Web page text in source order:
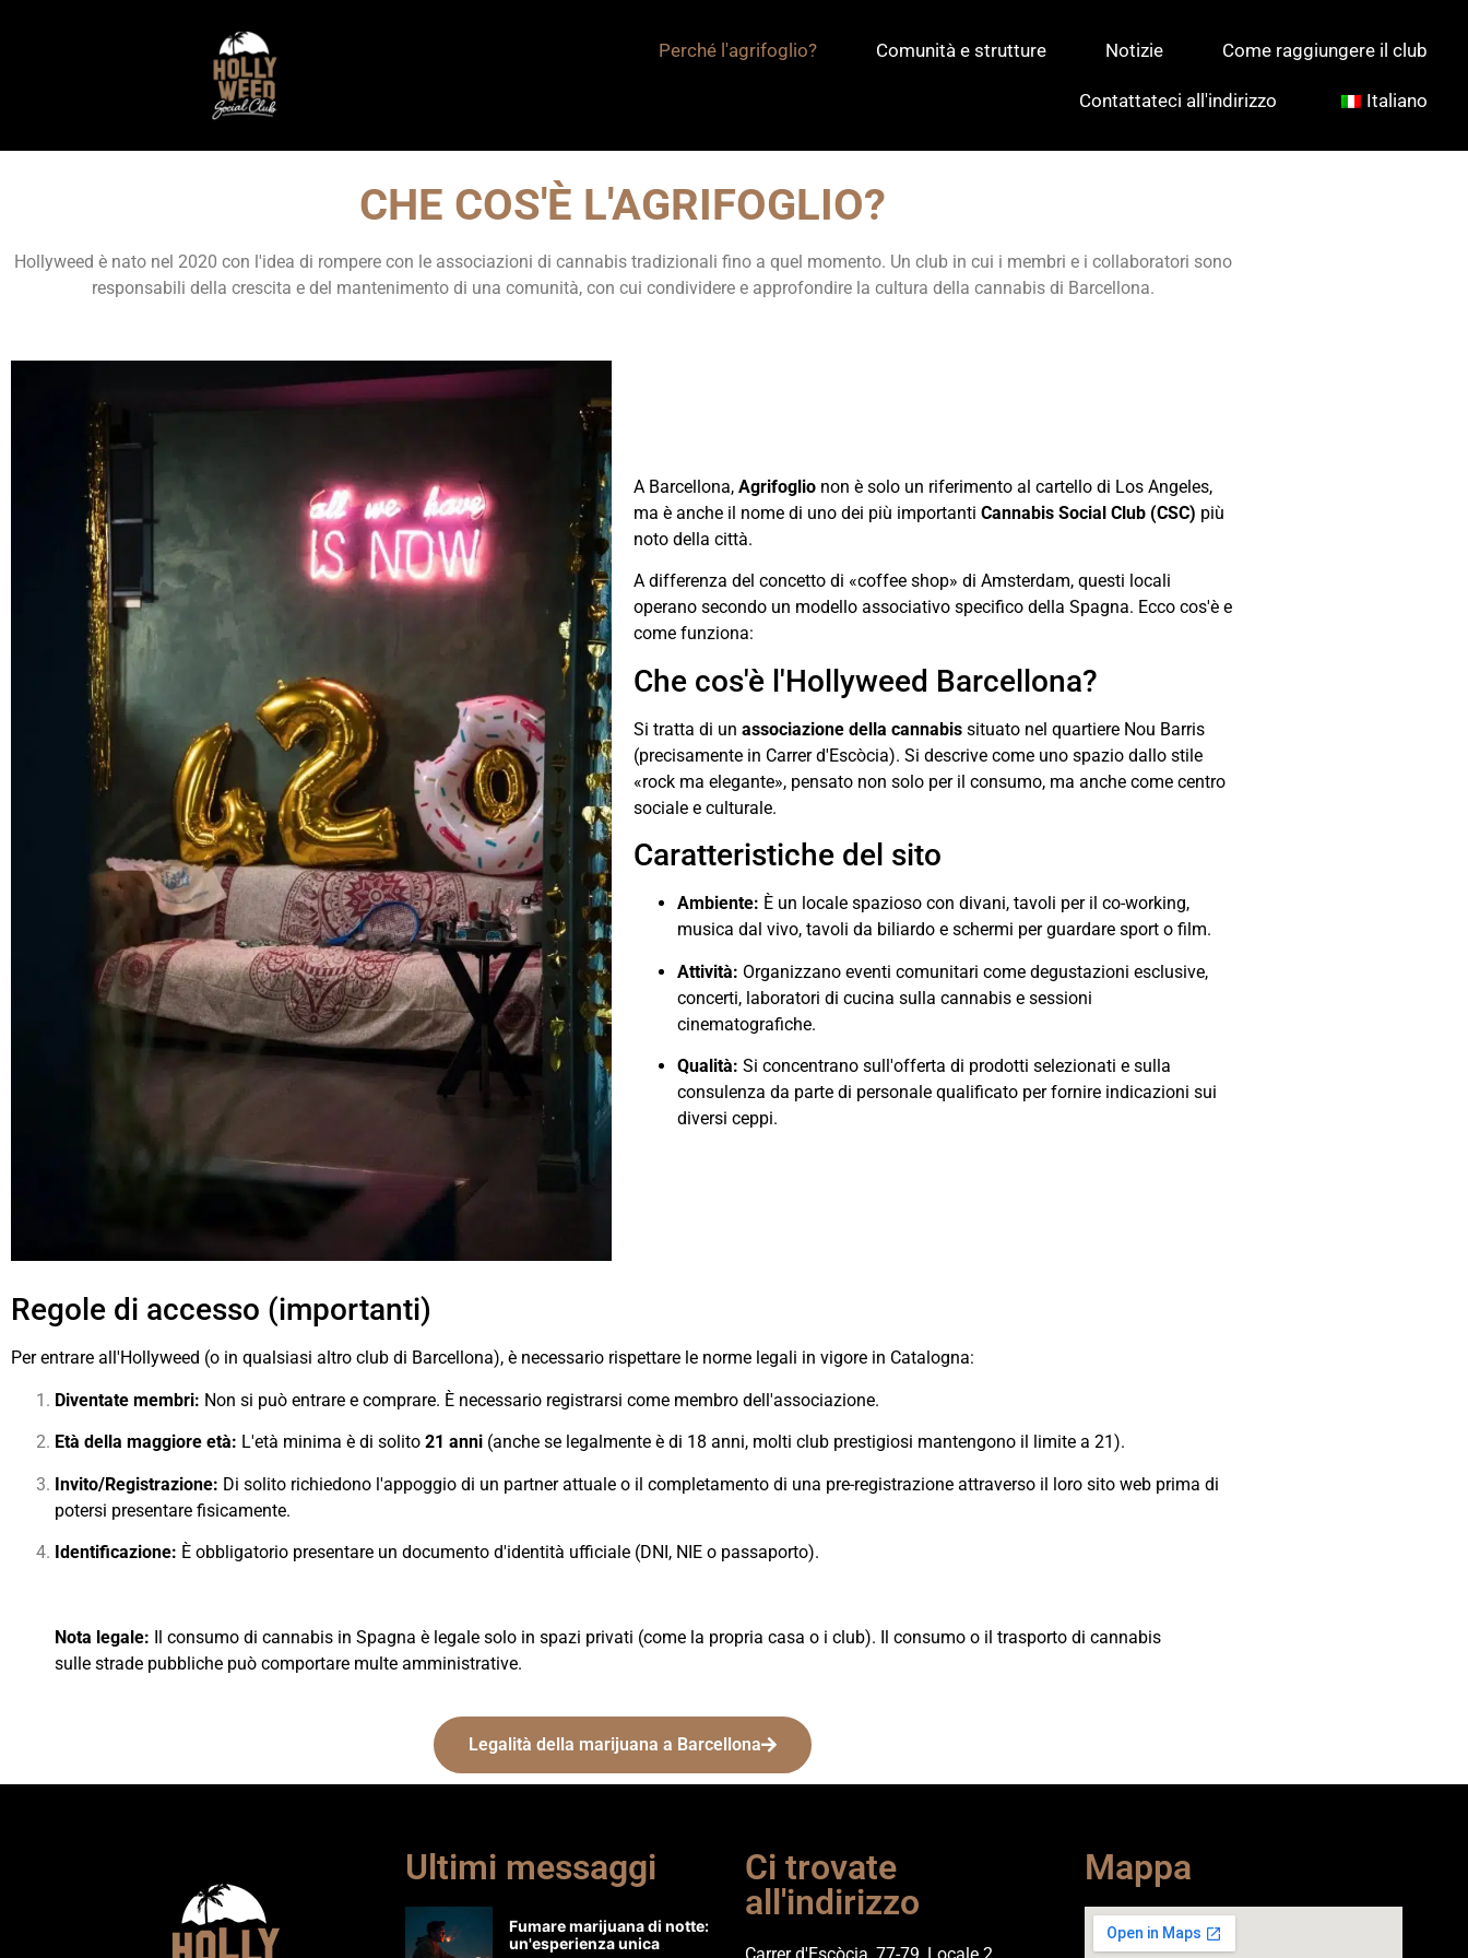
Perché l'agrifoglio? Comunità e strutture Notizie Come raggiungere il club
Contattateci all'indirizzo Italiano
CHE COS'È L'AGRIFOGLIO?
Hollyweed è nato nel 2020 con l'idea di rompere con le associazioni di cannabis tradizionali fino a quel momento. Un club in cui i membri e i collaboratori sono
responsabili della crescita e del mantenimento di una comunità, con cui condividere e approfondire la cultura della cannabis di Barcellona.
A Barcellona, Agrifoglio non è solo un riferimento al cartello di Los Angeles,
ma è anche il nome di uno dei più importanti Cannabis Social Club (CSC) più
noto della città.
A differenza del concetto di «coffee shop» di Amsterdam, questi locali
operano secondo un modello associativo specifico della Spagna. Ecco cos'è e
come funziona:
Che cos'è l'Hollyweed Barcellona?
Si tratta di un associazione della cannabis situato nel quartiere Nou Barris
(precisamente in Carrer d'Escòcia). Si descrive come uno spazio dallo stile
«rock ma elegante», pensato non solo per il consumo, ma anche come centro
sociale e culturale.
Caratteristiche del sito
Ambiente: È un locale spazioso con divani, tavoli per il co-working,
musica dal vivo, tavoli da biliardo e schermi per guardare sport o film.
Attività: Organizzano eventi comunitari come degustazioni esclusive,
concerti, laboratori di cucina sulla cannabis e sessioni
cinematografiche.
Qualità: Si concentrano sull'offerta di prodotti selezionati e sulla
consulenza da parte di personale qualificato per fornire indicazioni sui
diversi ceppi.
Regole di accesso (importanti)
Per entrare all'Hollyweed (o in qualsiasi altro club di Barcellona), è necessario rispettare le norme legali in vigore in Catalogna:
Diventate membri: Non si può entrare e comprare. È necessario registrarsi come membro dell'associazione.
Età della maggiore età: L'età minima è di solito 21 anni (anche se legalmente è di 18 anni, molti club prestigiosi mantengono il limite a 21).
Invito/Registrazione: Di solito richiedono l'appoggio di un partner attuale o il completamento di una pre-registrazione attraverso il loro sito web prima di
potersi presentare fisicamente.
Identificazione: È obbligatorio presentare un documento d'identità ufficiale (DNI, NIE o passaporto).
Nota legale: Il consumo di cannabis in Spagna è legale solo in spazi privati (come la propria casa o i club). Il consumo o il trasporto di cannabis
sulle strade pubbliche può comportare multe amministrative.
Legalità della marijuana a Barcellona
Ultimi messaggi
Fumare marijuana di notte:
un'esperienza unica
Ci trovate
all'indirizzo
Mappa